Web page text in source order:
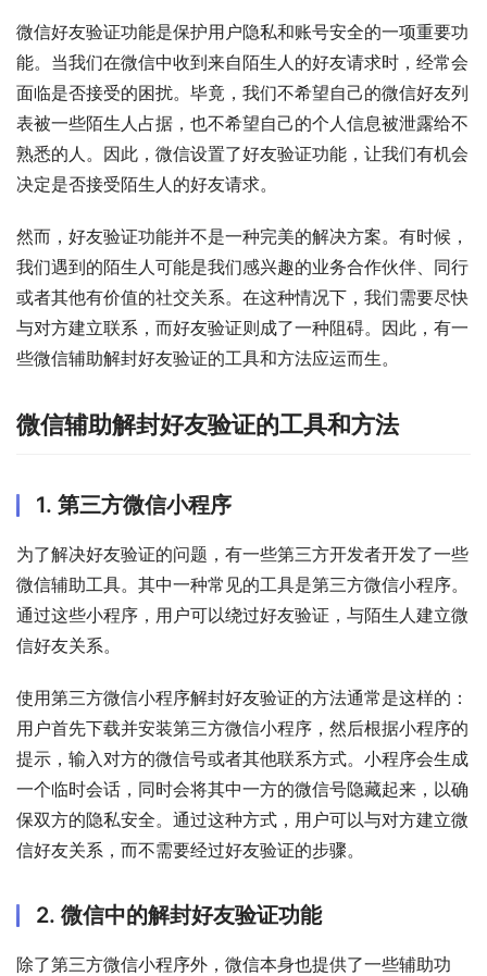
微信好友验证功能是保护用户隐私和账号安全的一项重要功
能。当我们在微信中收到来自陌生人的好友请求时，经常会
面临是否接受的困扰。毕竟，我们不希望自己的微信好友列
表被一些陌生人占据，也不希望自己的个人信息被泄露给不
熟悉的人。因此，微信设置了好友验证功能，让我们有机会
决定是否接受陌生人的好友请求。
然而，好友验证功能并不是一种完美的解决方案。有时候，
我们遇到的陌生人可能是我们感兴趣的业务合作伙伴、同行
或者其他有价值的社交关系。在这种情况下，我们需要尽快
与对方建立联系，而好友验证则成了一种阻碍。因此，有一
些微信辅助解封好友验证的工具和方法应运而生。
微信辅助解封好友验证的工具和方法
1. 第三方微信小程序
为了解决好友验证的问题，有一些第三方开发者开发了一些
微信辅助工具。其中一种常见的工具是第三方微信小程序。
通过这些小程序，用户可以绕过好友验证，与陌生人建立微
信好友关系。
使用第三方微信小程序解封好友验证的方法通常是这样的：
用户首先下载并安装第三方微信小程序，然后根据小程序的
提示，输入对方的微信号或者其他联系方式。小程序会生成
一个临时会话，同时会将其中一方的微信号隐藏起来，以确
保双方的隐私安全。通过这种方式，用户可以与对方建立微
信好友关系，而不需要经过好友验证的步骤。
2. 微信中的解封好友验证功能
除了第三方微信小程序外，微信本身也提供了一些辅助功